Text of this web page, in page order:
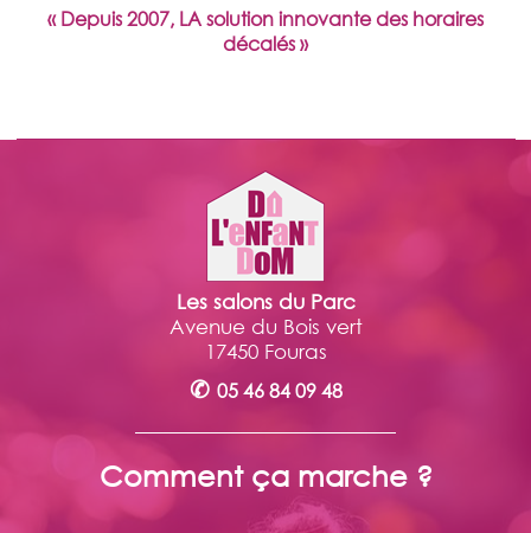
« Depuis 2007, LA solution innovante des horaires
décalés »
Les salons du Parc
Avenue du Bois vert
17450 Fouras
✆ 05 46 84 09 48
Comment ça marche ?